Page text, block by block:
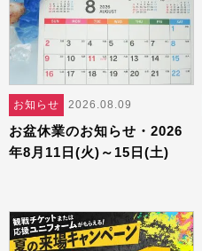
お知らせ 2026.08.09
お盆休業のお知らせ・2026
年8月11日(火)～15日(土)